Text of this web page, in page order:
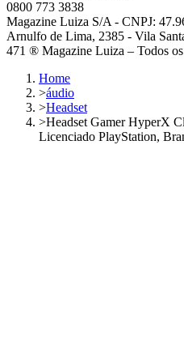
0800 773 3838
Magazine Luiza S/A - CNPJ:
Arnulfo de Lima, 2385 - Vila
471 ® Magazine Luiza – Todos
Home
>áudio
>Headset
>Headset Gamer HyperX
Licenciado PlayStation,